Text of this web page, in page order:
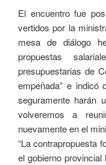
El encuentro fue
vertidos por la
mesa de diálogo
propuestas
presupuestarias de
empeñada” e
seguramente harán
volveremos a
nuevamente en el
“La contrapropuesta
el gobierno